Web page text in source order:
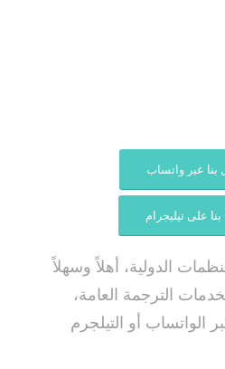
بنا عبر واتساب
على تيليجرام
الدولية، أهلاً وسهلاً
الترجمة العامة،
الواتساب أو التيلجرم